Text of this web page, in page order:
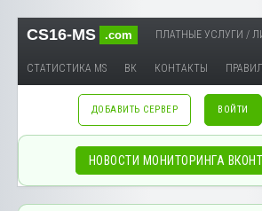
CS16-MS .com ПЛАТНЫЕ УСЛУГИ /
СТАТИСТИКА MS ВК КОНТАКТЫ
ДОБАВИТЬ СЕРВЕР ВОЙТИ
НОВОСТИ МОНИТОРИНГА